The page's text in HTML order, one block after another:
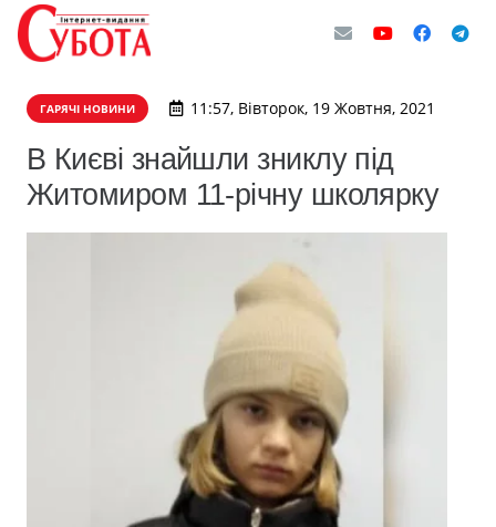
ГАРЯЧІ НОВИНИ 11:57, Вівторок, 19 Жовтня, 2021
В Києві знайшли зниклу під
Житомиром 11-річну школярку